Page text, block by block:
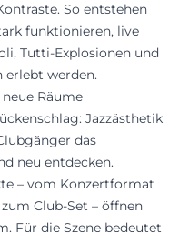
So entstehen
funktionieren, live
Tutti-Explosionen und
erlebt werden.
Räume
Jazzästhetik
das
neu entdecken.
– vom Konzertformat
Club-Set – öffnen
Für die Szene bedeutet